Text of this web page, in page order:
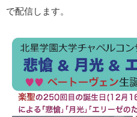
で配信します。